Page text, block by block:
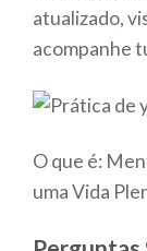
atualizado,
acompanhe
O que é:
uma Vida